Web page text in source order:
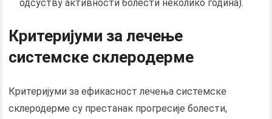
одсуству активности болести неколико година).
Критеријуми за лечење
системске склеродерме
Критеријуми за ефикасност лечења системске
склеродерме су престанак прогресије болести,